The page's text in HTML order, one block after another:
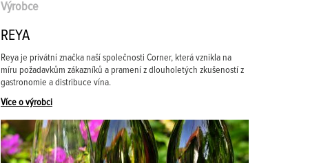
Výrobce
REYA
Reya je privátní značka naší společnosti Corner, která vznikla na
míru požadavkům zákazníků a pramení z dlouholetých zkušeností z
gastronomie a distribuce vína.
Více o výrobci